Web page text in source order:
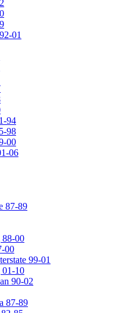
01
94
98
00
06
87-89
00
00
99-01
10
90-02
87-89